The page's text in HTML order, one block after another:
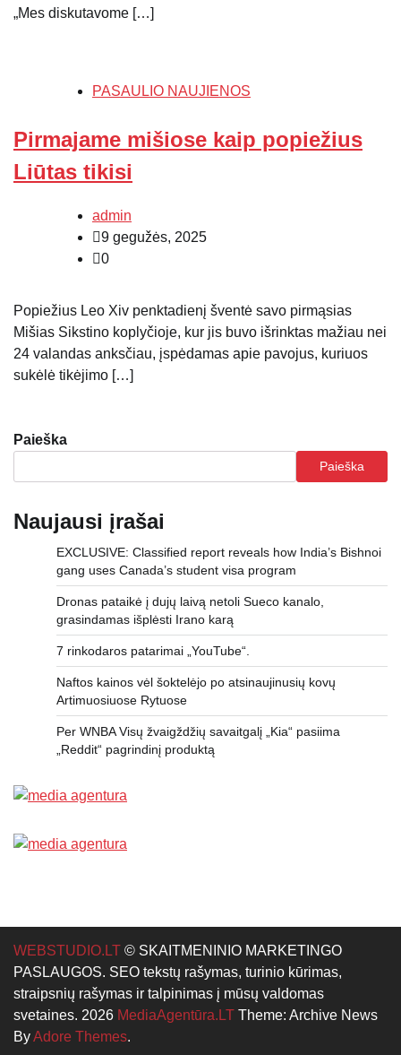
„Mes diskutavome […]
PASAULIO NAUJIENOS
Pirmajame mišiose kaip popiežius
Liūtas tikisi
admin
9 gegužės, 2025
0
Popiežius Leo Xiv penktadienį šventė savo pirmąsias
Mišias Sikstino koplyčioje, kur jis buvo išrinktas mažiau nei
24 valandas anksčiau, įspėdamas apie pavojus, kuriuos
sukėlė tikėjimo […]
Paieška
Paieška
Naujausi įrašai
EXCLUSIVE: Classified report reveals how India’s Bishnoi
gang uses Canada’s student visa program
Dronas pataikė į dujų laivą netoli Sueco kanalo,
grasindamas išplėsti Irano karą
7 rinkodaros patarimai „YouTube“.
Naftos kainos vėl šoktelėjo po atsinaujinusių kovų
Artimuosiuose Rytuose
Per WNBA Visų žvaigždžių savaitgalį „Kia“ pasiima
„Reddit“ pagrindinį produktą
WEBSTUDIO.LT © SKAITMENINIO MARKETINGO
PASLAUGOS. SEO tekstų rašymas, turinio kūrimas,
straipsnių rašymas ir talpinimas į mūsų valdomas
svetaines. 2026 MediaAgentūra.LT Theme: Archive News
ByAdore Themes.